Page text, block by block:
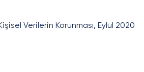
Verilerin Korunması, Eylül 2020